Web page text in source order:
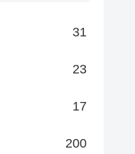
31
23
17
200